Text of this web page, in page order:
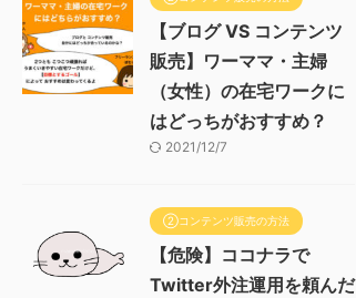
【ブログ VS コンテンツ
販売】ワーママ・主婦
（女性）の在宅ワークに
はどっちがおすすめ？
2021/12/7
②コンテンツ販売の方法
【危険】ココナラで
Twitter外注運用を頼んだ